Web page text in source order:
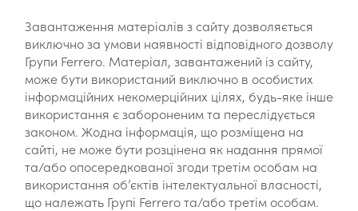
Завантаження матеріалів з сайту дозволяється
виключно за умови наявності відповідного дозволу
Групи Ferrero. Матеріал, завантажений із сайту,
може бути використаний виключно в особистих
інформаційних некомерційних цілях, будь-яке інше
використання є забороненим та переслідується
законом. Жодна інформація, що розміщена на
сайті, не може бути розцінена як надання прямої
та/або опосередкованої згоди третім особам на
використання об’єктів інтелектуальної власності,
що належать Групі Ferrero та/або третім особам.